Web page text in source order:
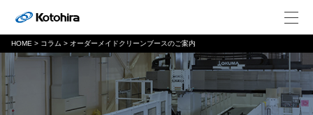
HOME > コラム > オーダーメイドクリーンブースのご案内